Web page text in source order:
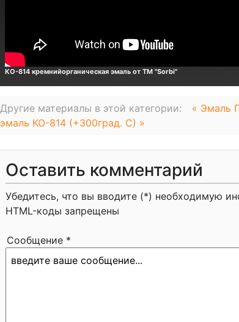
КО-814 кремнийорганическая эмаль от ТМ "Sorbi"
Другие материалы в этой категории: « Эмаль
эмаль КО-814 (+300град. С) »
Оставить комментарий
Убедитесь, что вы вводите (*) необходимую
HTML-коды запрещены
Сообщение *